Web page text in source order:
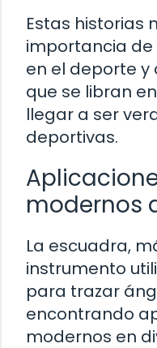
Estas historias
importancia
en el deporte
que se libran
llegar a ser
deportivas.
modernos
La escuadra,
instrumento
para trazar
encontrando
modernos en